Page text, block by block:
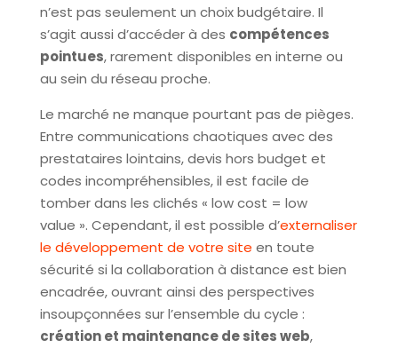
n’est pas seulement un choix budgétaire. Il
s’agit aussi d’accéder à des compétences
pointues, rarement disponibles en interne ou
au sein du réseau proche.
Le marché ne manque pourtant pas de pièges.
Entre communications chaotiques avec des
prestataires lointains, devis hors budget et
codes incompréhensibles, il est facile de
tomber dans les clichés « low cost = low
value ». Cependant, il est possible d’externaliser
le développement de votre site en toute
sécurité si la collaboration à distance est bien
encadrée, ouvrant ainsi des perspectives
insoupçonnées sur l’ensemble du cycle :
création et maintenance de sites web,